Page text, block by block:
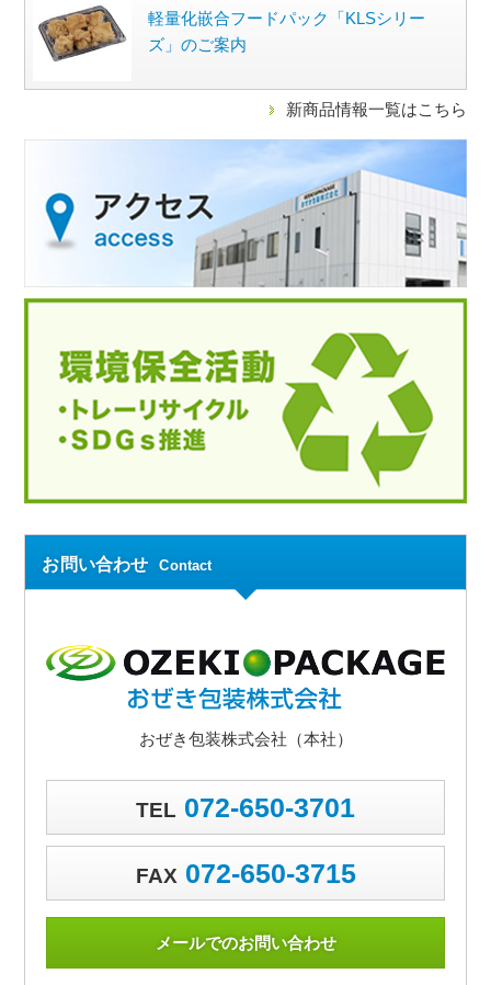
軽量化嵌合フードパック「KLSシリー
ズ」のご案内
新商品情報一覧はこちら
お問い合わせ Contact
おぜき包装株式会社（本社）
TEL 072-650-3701
FAX 072-650-3715
メールでのお問い合わせ